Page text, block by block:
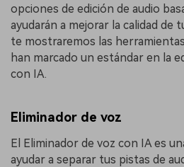
opciones de edición de audio
ayudarán a mejorar la calidad de
te mostraremos las
han marcado un estándar en la
con IA.
Eliminador de voz
El Eliminador de voz con IA es
ayudar a separar tus pistas de